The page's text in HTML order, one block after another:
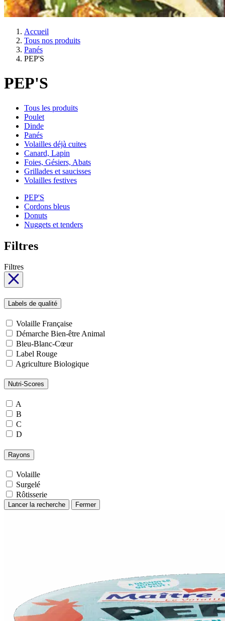
Accueil
Tous nos produits
Panés
PEP'S
PEP'S
Tous les produits
Poulet
Dinde
Panés
Volailles déjà cuites
Canard, Lapin
Foies, Gésiers, Abats
Grillades et saucisses
Volailles festives
PEP'S
Cordons bleus
Donuts
Nuggets et tenders
Filtres
Filtres
Labels de qualité
Volaille Française
Démarche Bien-être Animal
Bleu-Blanc-Cœur
Label Rouge
Agriculture Biologique
Nutri-Scores
A
B
C
D
Rayons
Volaille
Surgelé
Rôtisserie
Lancer la recherche Fermer